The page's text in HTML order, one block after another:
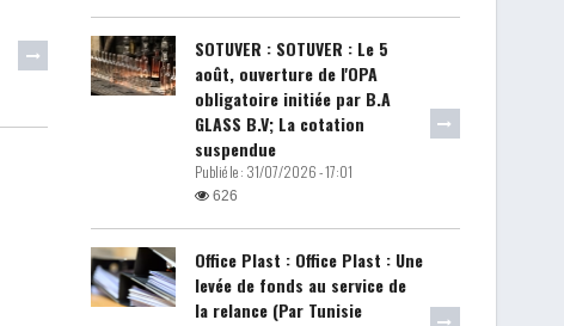
SOTUVER : SOTUVER : Le 5
août, ouverture de l'OPA
obligatoire initiée par B.A
GLASS B.V; La cotation
suspendue
Publié le : 31/07/2026 - 17:01
626
Office Plast : Office Plast : Une
levée de fonds au service de
la relance (Par Tunisie